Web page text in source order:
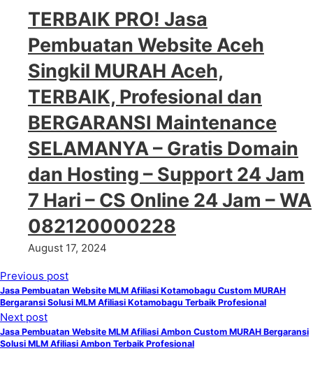
TERBAIK PRO! Jasa
Pembuatan Website Aceh
Singkil MURAH Aceh,
TERBAIK, Profesional dan
BERGARANSI Maintenance
SELAMANYA – Gratis Domain
dan Hosting – Support 24 Jam
7 Hari – CS Online 24 Jam – WA
082120000228
August 17, 2024
Previous post
Jasa Pembuatan Website MLM Afiliasi Kotamobagu Custom MURAH
Bergaransi Solusi MLM Afiliasi Kotamobagu Terbaik Profesional
Next post
Jasa Pembuatan Website MLM Afiliasi Ambon Custom MURAH Bergaransi
Solusi MLM Afiliasi Ambon Terbaik Profesional